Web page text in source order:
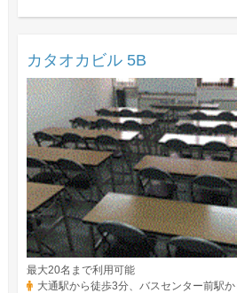
カタオカビル 5B
最大20名まで利用可能
大通駅から徒歩3分、バスセンター前駅